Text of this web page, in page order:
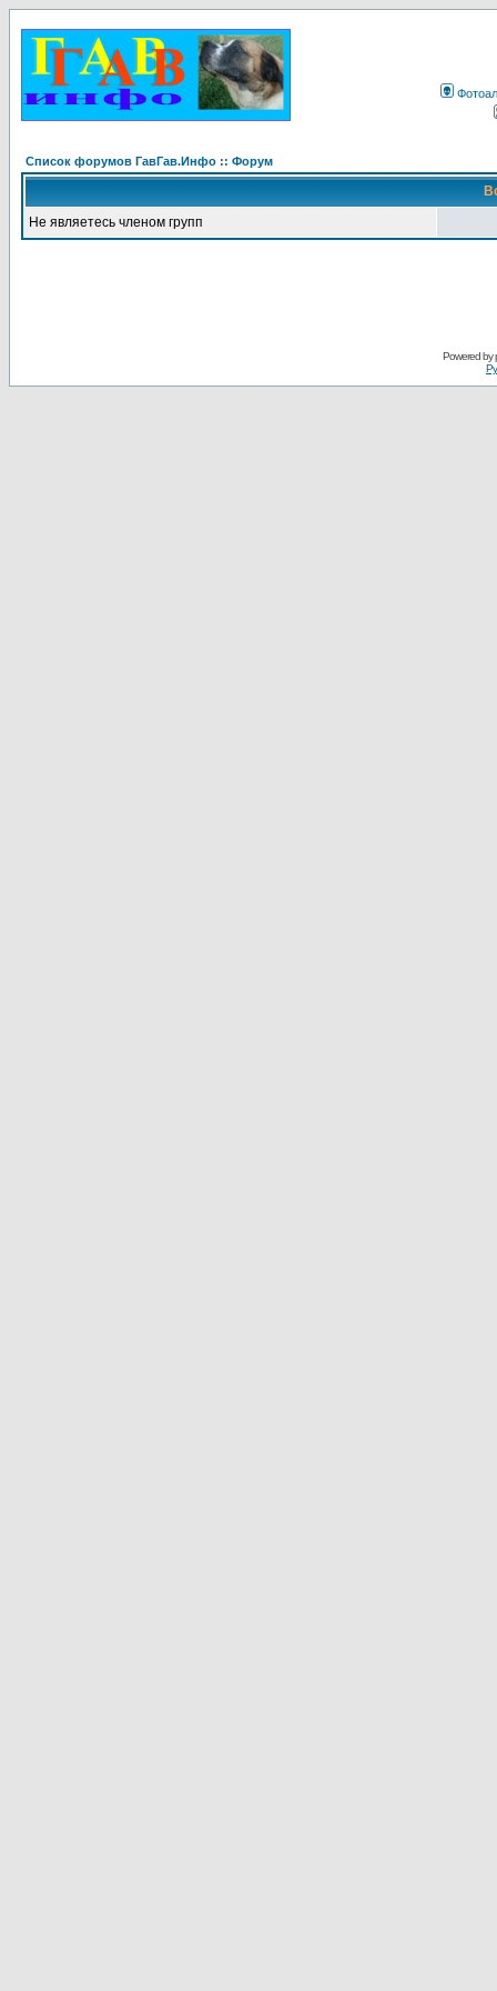
Список форумов ГавГав.Инфо :: Форум
Не являетесь членом групп
Powered by